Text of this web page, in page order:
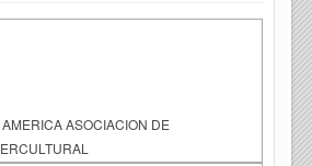
AMERICA ASOCIACION DE